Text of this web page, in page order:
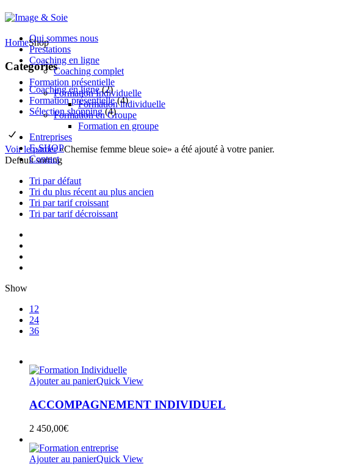
Qui sommes nous
Prestations
Coaching en ligne
Coaching complet
Formation présentielle
Formation Individuelle
Formation individuelle
Formation en Groupe
Formation en groupe
Entreprises
E-SHOP
Contact
HomeShop
Categories
Coaching en ligne (2)
Formation présentielle (4)
Sélection shopping (4)
Voir le panier«Chemise femme bleue soie» a été ajouté à votre panier.
Default sorting
Tri par défaut
Tri du plus récent au plus ancien
Tri par tarif croissant
Tri par tarif décroissant
Show
12
24
36
Ajouter au panierQuick View
ACCOMPAGNEMENT INDIVIDUEL
2 450,00€
Ajouter au panierQuick View